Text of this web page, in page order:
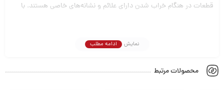
قطعات در هنگام خراب شدن دارای علائم و نشانه‌های خاصی هستند. با
به هم خوردن میزان فرمان
نمایش ادامه مطلب
محصولات مرتبط